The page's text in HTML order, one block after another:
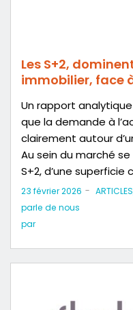
Les S+2,
immobilier, face
Un rapport
que la demande à
clairement autour
Au sein du marché
S+2, d’une superficie
23 février 2026 - ARTICLES
parle de nous
par